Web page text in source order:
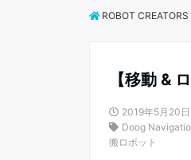
ROBOT
【移動 &
2019年5月20日
Doog
搬ロボット